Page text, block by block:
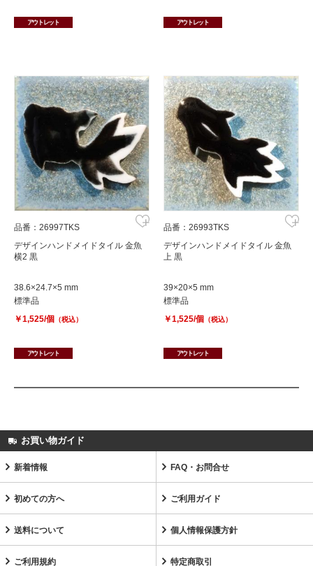
アウトレット アウトレット
品番：26997TKS
デザインハンドメイドタイル 金魚
横2 黒
38.6×24.7×5 mm
標準品
￥1,525/個
（税込）
アウトレット
品番：26993TKS
デザインハンドメイドタイル 金魚
上 黒
39×20×5 mm
標準品
￥1,525/個
（税込）
アウトレット
お買い物ガイド
新着情報 FAQ・お問合せ
初めての方へ ご利用ガイド
送料について 個人情報保護方針
ご利用規約 特定商取引